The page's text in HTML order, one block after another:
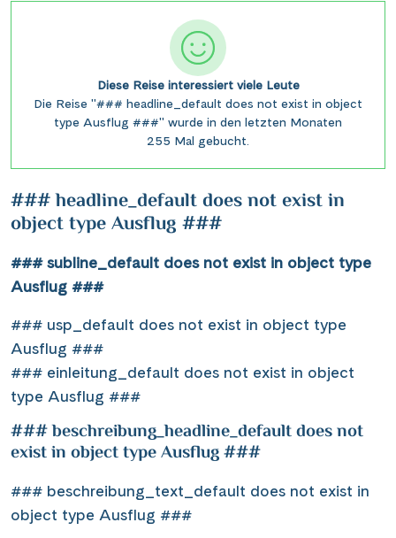
### headline_default does not exist in
object type Ausflug ###
### subline_default does not exist in object type
Ausflug ###
### usp_default does not exist in object type
Ausflug ###
### einleitung_default does not exist in object
type Ausflug ###
### beschreibung_headline_default does not
exist in object type Ausflug ###
### beschreibung_text_default does not exist in
object type Ausflug ###
Diese Reise interessiert viele Leute
Die Reise "### headline_default does not exist in object
type Ausflug ###" wurde in den letzten Monaten
255 Mal gebucht.